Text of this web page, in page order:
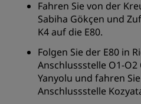
Fahren Sie von der
Sabiha Gökçen und
K4 auf die E80.
Folgen Sie der E80 in
Anschlussstelle O1-O2
Yanyolu und fahren
Anschlussstelle